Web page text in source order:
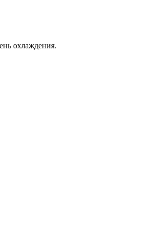
охлаждения.